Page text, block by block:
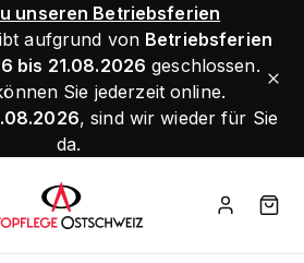
unseren Betriebsferien
aufgrund von Betriebsferien
bis 21.08.2026 geschlossen.
Sie jederzeit online.
, sind wir wieder für Sie
da.